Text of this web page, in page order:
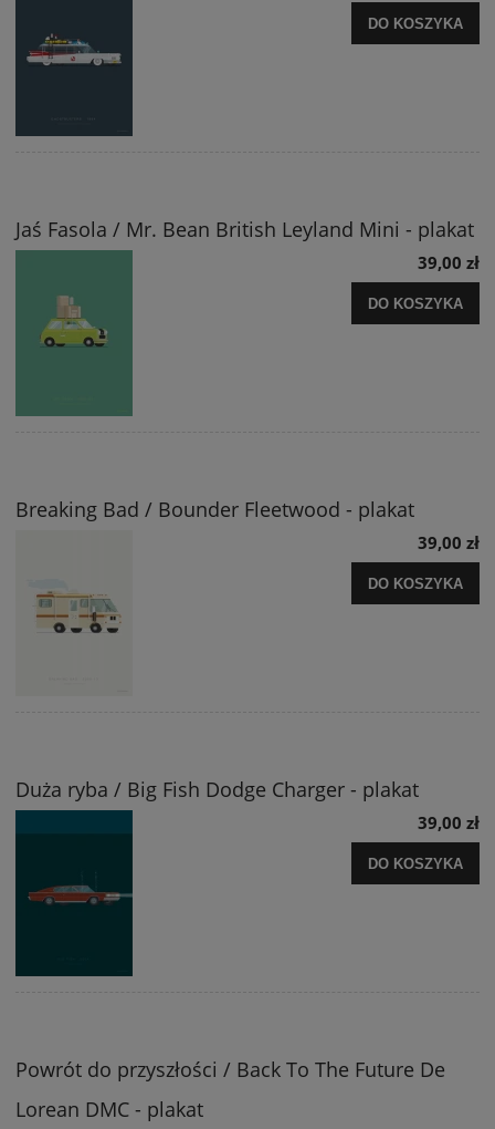
DO KOSZYKA
Jaś Fasola / Mr. Bean British Leyland Mini - plakat
39,00 zł
DO KOSZYKA
Breaking Bad / Bounder Fleetwood - plakat
39,00 zł
DO KOSZYKA
Duża ryba / Big Fish Dodge Charger - plakat
39,00 zł
DO KOSZYKA
Powrót do przyszłości / Back To The Future De
Lorean DMC - plakat